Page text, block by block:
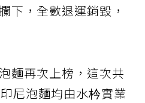
下，全數退運銷毀，
麵再次上榜，這次共
尼泡麵均由水枔實業